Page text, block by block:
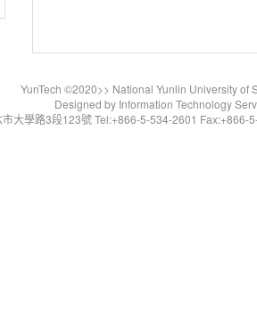
YunTech ©2020>> National Yunlin University of
Designed by Information Technology
大學路3段123號 Tel:+866-5-534-2601